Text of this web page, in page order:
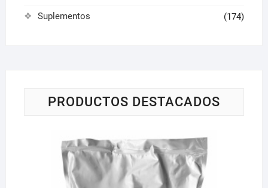
Suplementos (174)
PRODUCTOS DESTACADOS